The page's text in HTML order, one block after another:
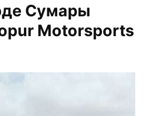
Сумары
Motorsports